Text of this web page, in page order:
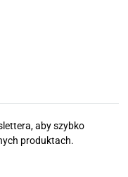
aby szybko
produktach.